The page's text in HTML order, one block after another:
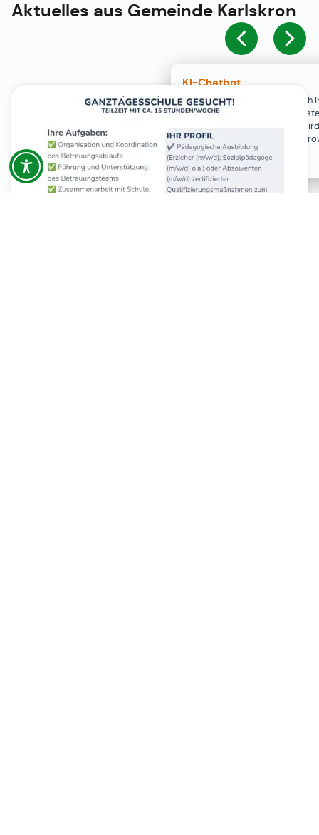
KI-Chatbot
Der KI-Chatbot steht erst nach
Einwilligung in den Cookie-
Verfügung. Der Chat-Verlauf
ausschließlich lokal in Ihrem
gespeichert.
Aktuelles aus Gemeinde Karlskron